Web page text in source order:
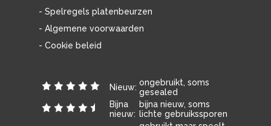
- Spelregels platenbeurzen
- Algemene voorwaarden
- Cookie beleid
Nieuw: ongebruikt, soms
gesealed
Bijna
nieuw:
bijna nieuw, soms
lichte gebruikssporen